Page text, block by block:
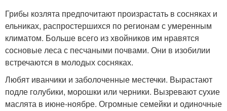
Грибы козлята предпочитают произрастать в сосняках и
ельниках, распростершихся по регионам с умеренным
климатом. Больше всего из хвойников им нравятся
сосновые леса с песчаными почвами. Они в изобилии
встречаются в молодых сосняках.
Любят иванчики и заболоченные местечки. Вырастают
подле голубики, морошки или черники. Вызревают сухие
маслята в июне-ноябре. Огромные семейки и одиночные